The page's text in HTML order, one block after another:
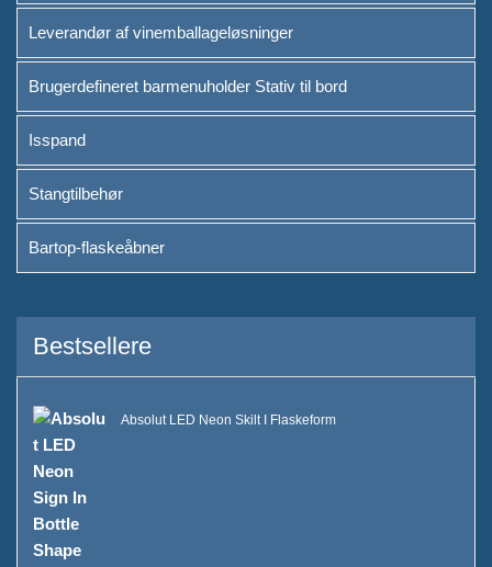
Stativ til bord
Isspand
Stangtilbehør
Hvem vi er
Brands vi serverede
Bæredygtighed
Vores hold
Katalog
Sag
Leverandør af vinemballageløsninger
Brugerdefineret barmenuholder Stativ til bord
Isspand
Stangtilbehør
Bartop-flaskeåbner
Bestsellere
Absolut LED Neon Skilt I Flaskeform